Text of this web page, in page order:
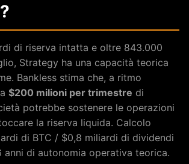
di riserva intatta e oltre 843.000
Strategy ha una capacità teorica
Bankless stima che, a ritmo
$200 milioni per trimestre di
potrebbe sostenere le operazioni
la riserva liquida. Calcolo
di BTC / $0,8 miliardi di dividendi
anni di autonomia operativa teorica.